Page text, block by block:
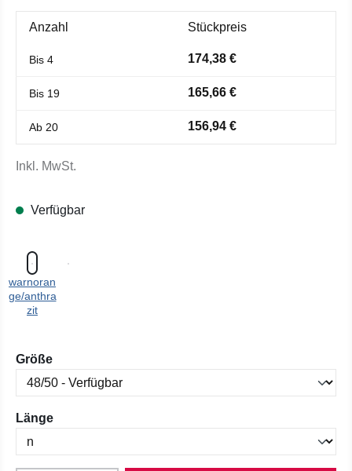
Anzahl Stückpreis
Bis 4 174,38 €
Bis 19 165,66 €
Ab 20 156,94 €
Inkl. MwSt.
Verfügbar
warnoran
ge/anthra
zit
Größeauswählen
Längeauswählen